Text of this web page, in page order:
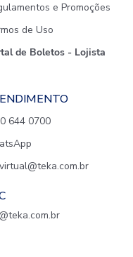
e Promoções
de Uso
de Boletos - Lojista
644 0700